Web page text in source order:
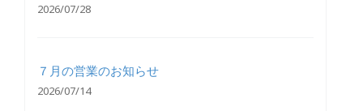
2026/07/28
７月の営業のお知らせ
2026/07/14